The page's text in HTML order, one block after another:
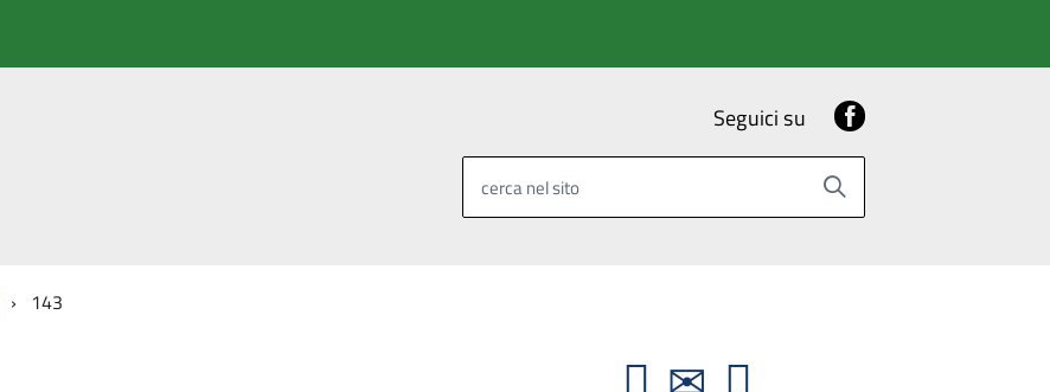
Seguici su
cerca nel sito
143